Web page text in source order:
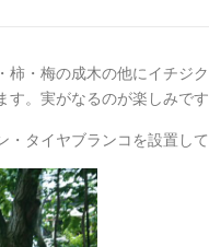
・梅の成木の他にイチジ
。実がなるのが楽しみです
タイヤブランコを設置し